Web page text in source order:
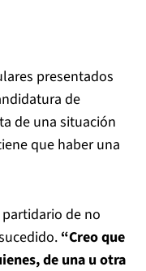
presentados
de
de una situación
que haber una
de no
“Creo que
de una u otra